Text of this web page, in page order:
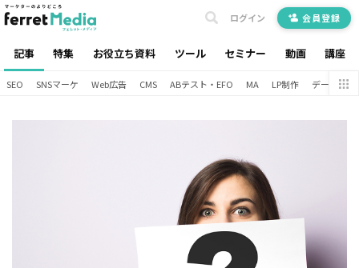
記事 特集 お役立ち資料 ツール セミナー 動画 講座
ログイン 会員登録
SEO SNSマーケ Web広告 CMS ABテスト・EFO MA LP制作 データ分析